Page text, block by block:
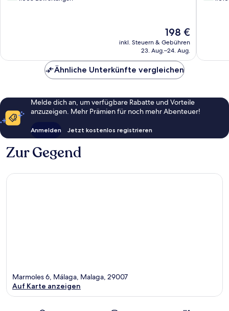
Der
Preis
beträgt
198 €
inkl. Steuern & Gebühren
23. Aug.–24. Aug.
Ähnliche Unterkünfte vergleichen
Melde dich an, um verfügbare Rabatte und Vorteile
anzuzeigen. Mehr Prämien für noch mehr Abenteuer!
Anmelden Jetzt kostenlos registrieren
Zur Gegend
Marmoles 6, Málaga, Malaga, 29007
Auf Karte anzeigen